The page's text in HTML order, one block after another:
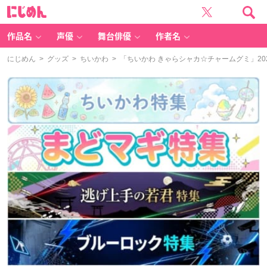
作品名 声優 舞台俳優 作者名
にじめん > グッズ > ちいかわ > 「ちいかわ きゃらシャカ☆チャームグミ」